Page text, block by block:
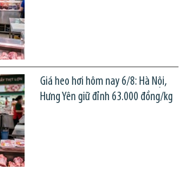
Giá heo hơi hôm nay 6/8: Hà Nội,
Hưng Yên giữ đỉnh 63.000 đồng/kg